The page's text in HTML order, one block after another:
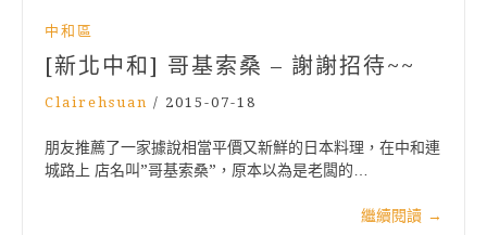
中和區
[新北中和] 哥基索桑 – 謝謝招待~~
Clairehsuan / 2015-07-18
朋友推薦了一家據說相當平價又新鮮的日本料理，在中和連
城路上 店名叫”哥基索桑”，原本以為是老闆的…
繼續閱讀 →